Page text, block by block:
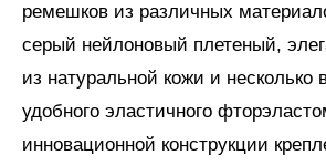
ремешков из различных
серый нейлоновый плетеный,
из натуральной кожи и несколько
удобного эластичного
инновационной конструкции